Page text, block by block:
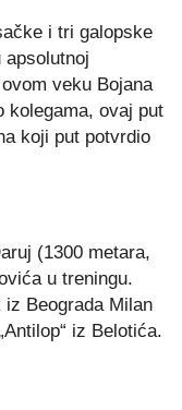
i tri galopske
veku Bojana
kolegama, ovaj put
koji put potvrdio
(1300 metara,
u treningu.
Beograda Milan
iz Belotića.